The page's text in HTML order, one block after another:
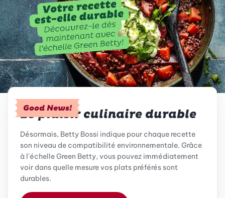
Good News!
Le plaisir culinaire durable
Désormais, Betty Bossi indique pour chaque recette
son niveau de compatibilité environnementale. Grâce
à l'échelle Green Betty, vous pouvez immédiatement
voir dans quelle mesure vos plats préférés sont
durables.